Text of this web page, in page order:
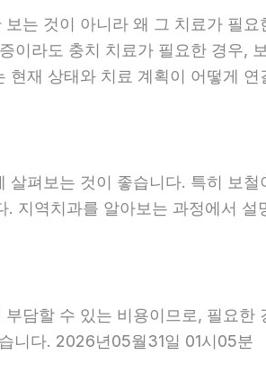
는 것이 아니라 왜 그 치료가 필
라도 충치 치료가 필요한 경우,
재 상태와 치료 계획이 어떻게
펴보는 것이 좋습니다. 특히 보
지역치과를 알아보는 과정에서 설
담할 수 있는 비용이므로, 필요한
니다. 2026년05월31일 01시05분